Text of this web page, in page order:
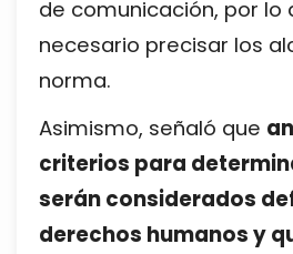
de comunicación, por lo
necesario precisar los
norma.
Asimismo, señaló que
criterios para
serán considerados
derechos humanos y